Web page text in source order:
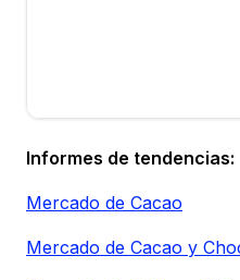
Informes de tendencias:
Mercado de Cacao
Mercado de Cacao y